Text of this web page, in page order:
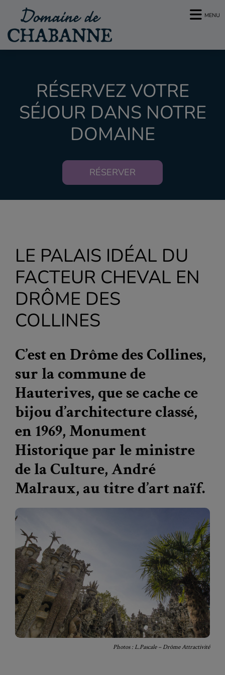
MENU
RÉSERVEZ VOTRE
SÉJOUR DANS NOTRE
DOMAINE
RÉSERVER
LE PALAIS IDÉAL DU
FACTEUR CHEVAL EN
DRÔME DES
COLLINES
C’est en Drôme des Collines,
sur la commune de
Hauterives, que se cache ce
bijou d’architecture classé,
en 1969, Monument
Historique par le ministre
de la Culture, André
Malraux, au titre d’art naïf.
Photos : L.Pascale – Drôme Attractivité